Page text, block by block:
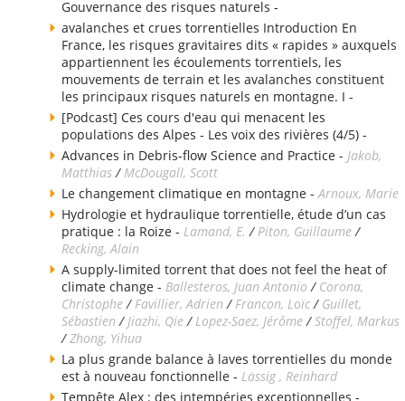
Gouvernance des risques naturels -
avalanches et crues torrentielles Introduction En
France, les risques gravitaires dits « rapides » auxquels
appartiennent les écoulements torrentiels, les
mouvements de terrain et les avalanches constituent
les principaux risques naturels en montagne. I -
[Podcast] Ces cours d'eau qui menacent les
populations des Alpes - Les voix des rivières (4/5) -
Advances in Debris-flow Science and Practice - Jakob,
Matthias/McDougall, Scott
Le changement climatique en montagne -Arnoux, Marie
Hydrologie et hydraulique torrentielle, étude d’un cas
pratique : la Roize - Lamand, E. / Piton, Guillaume/
Recking, Alain
A supply-limited torrent that does not feel the heat of
climate change - Ballesteros, Juan Antonio / Corona,
Christophe/ Favillier, Adrien / Francon, Loïc/ Guillet,
Sébastien / Jiazhi, Qie/ Lopez-Saez, Jérôme/Stoffel, Markus
/Zhong, Yihua
La plus grande balance à laves torrentielles du monde
est à nouveau fonctionnelle - Lässig , Reinhard
Tempête Alex : des intempéries exceptionnelles -